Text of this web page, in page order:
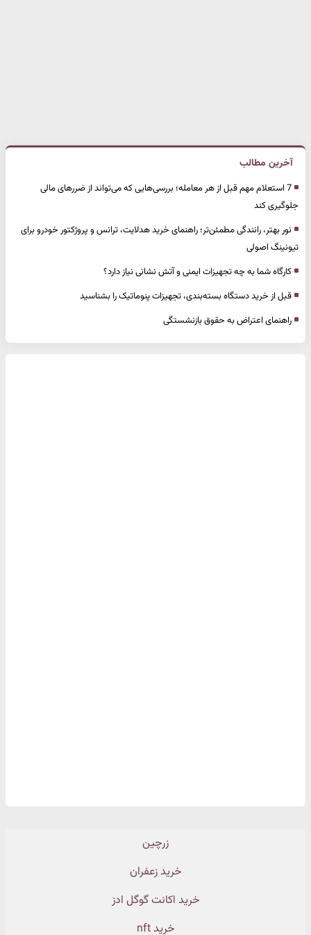
آخرین مطالب
7 استعلام مهم قبل از هر معامله؛ بررسی‌هایی که می‌تواند از ضررهای مالی
جلوگیری کند
نور بهتر، رانندگی مطمئن‌تر؛ راهنمای خرید هدلایت، ترانس و پروژکتور خودرو برای
تیونینگ اصولی
کارگاه شما به چه تجهیزات ایمنی و آتش نشانی نیاز دارد؟
قبل از خرید دستگاه بسته‌بندی، تجهیزات پنوماتیک را بشناسید
راهنمای اعتراض به حقوق بازنشستگی
زرچین
خرید زعفران
خرید اکانت گوگل ادز
خرید nft